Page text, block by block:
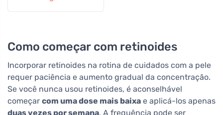
Como começar com retinoides
Incorporar retinoides na rotina de cuidados com a pele
requer paciência e aumento gradual da concentração.
Se você nunca usou retinoides, é aconselhável
começar com uma dose mais baixa e aplicá-los apenas
duas vezes por semana. A frequência pode ser